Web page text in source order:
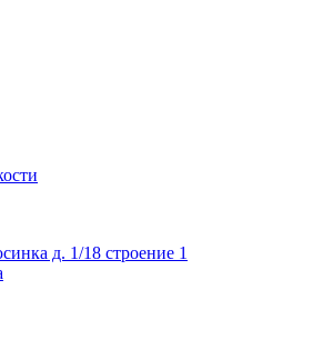
д. 1/18 строение 1